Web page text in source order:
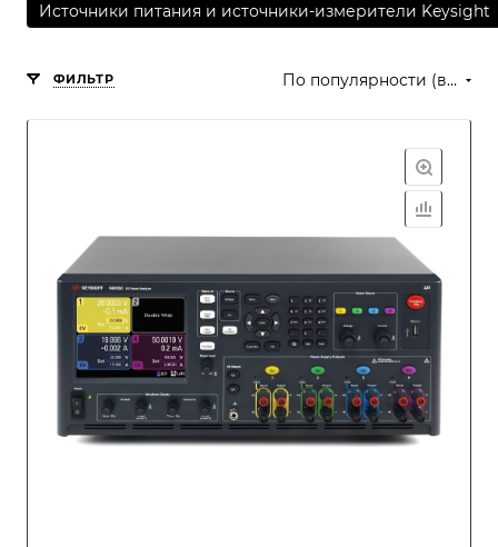
Источники питания и источники-измерители Keysight
ФИЛЬТР По популярности (возрастание)